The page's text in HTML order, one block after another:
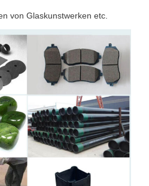
von Glaskunstwerken etc.